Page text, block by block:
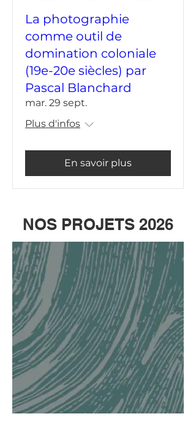
La photographie
comme outil de
domination coloniale
(19e-20e siècles) par
Pascal Blanchard
mar. 29 sept.
Plus d'infos
En savoir plus
NOS PROJETS 2026